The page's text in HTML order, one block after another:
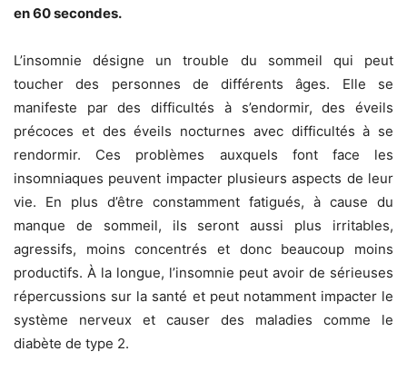
en 60 secondes.
L’insomnie désigne un trouble du sommeil qui peut
toucher des personnes de différents âges. Elle se
manifeste par des difficultés à s’endormir, des éveils
précoces et des éveils nocturnes avec difficultés à se
rendormir. Ces problèmes auxquels font face les
insomniaques peuvent impacter plusieurs aspects de leur
vie. En plus d’être constamment fatigués, à cause du
manque de sommeil, ils seront aussi plus irritables,
agressifs, moins concentrés et donc beaucoup moins
productifs. À la longue, l’insomnie peut avoir de sérieuses
répercussions sur la santé et peut notamment impacter le
système nerveux et causer des maladies comme le
diabète de type 2.